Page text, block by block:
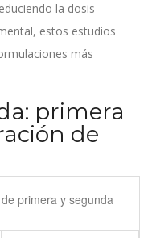
la dosis
estos estudios
más
primera
de
primera y segunda